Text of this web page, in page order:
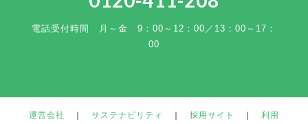
電話受付時間 月～金 9：00～12：00／13：00～17：
00
運営会社 サステナビリティ 採用サイト
利用